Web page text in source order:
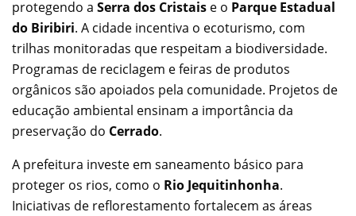
protegendo a Serra dos Cristais e o Parque Estadual
do Biribiri. A cidade incentiva o ecoturismo, com
trilhas monitoradas que respeitam a biodiversidade.
Programas de reciclagem e feiras de produtos
orgânicos são apoiados pela comunidade. Projetos de
educação ambiental ensinam a importância da
preservação do Cerrado.
A prefeitura investe em saneamento básico para
proteger os rios, como o Rio Jequitinhonha.
Iniciativas de reflorestamento fortalecem as áreas